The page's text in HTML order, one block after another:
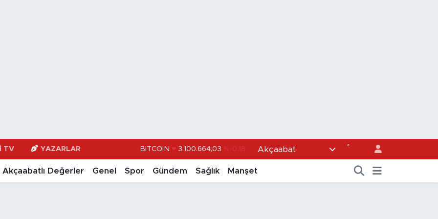
TV YAZARLAR
BITCOIN 3.100.664,03 %-0.18
DOLAR 47,7436 %0.18
55,2510
Akçaabat °
Akçaabatlı Değerler Genel Spor Gündem Sağlık Manşet